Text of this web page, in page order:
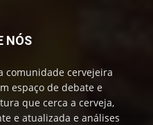
NÓS
comunidade cervejeira
espaço de debate e
que cerca a cerveja,
e atualizada e análises